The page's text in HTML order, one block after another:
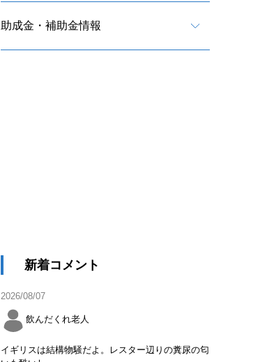
助成金・補助金情報
新着コメント
2026/08/07
飲んだくれ老人
イギリスは結構物騒だよ。レスター辺りの糞尿の匂